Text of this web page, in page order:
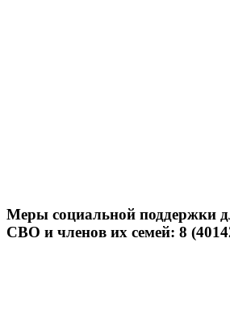
Меры социальной поддержки
СВО и членов их семей: 8